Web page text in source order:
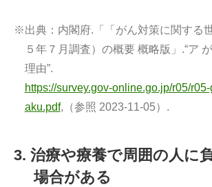
※出典： 内閣府.「「がん対策に関する
５年７月調査）の概要 概略版」.“ア
理由”.
https://survey.gov-online.go.jp/r05/
aku.pdf,（参照 2023-11-05）.
3. 治療や療養で周囲の人に
場合がある